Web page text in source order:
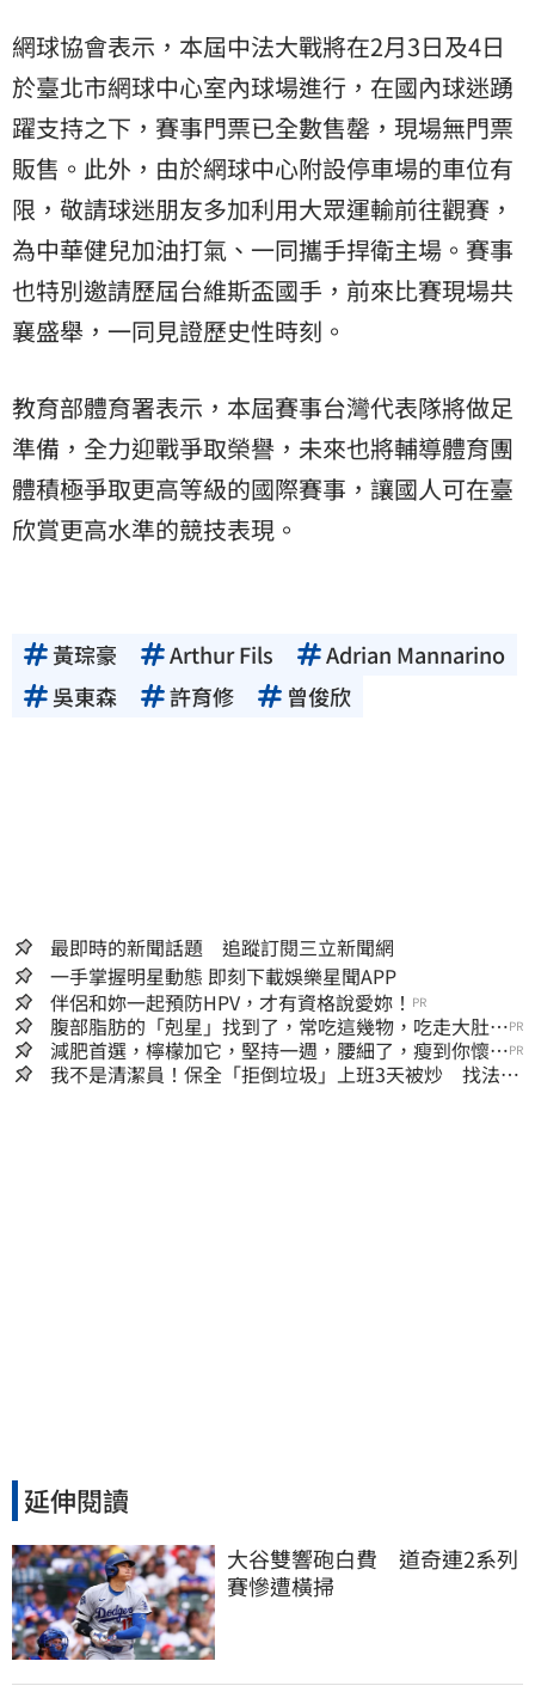
網球協會表示，本屆中法大戰將在2月3日及4日
於臺北市網球中心室內球場進行，在國內球迷踴
躍支持之下，賽事門票已全數售罄，現場無門票
販售。此外，由於網球中心附設停車場的車位有
限，敬請球迷朋友多加利用大眾運輸前往觀賽，
為中華健兒加油打氣、一同攜手捍衛主場。賽事
也特別邀請歷屆台維斯盃國手，前來比賽現場共
襄盛舉，一同見證歷史性時刻。
教育部體育署表示，本屆賽事台灣代表隊將做足
準備，全力迎戰爭取榮譽，未來也將輔導體育團
體積極爭取更高等級的國際賽事，讓國人可在臺
欣賞更高水準的競技表現。
黃琮豪 Arthur Fils
Adrian Mannarino
吳東森
許育修 曾俊欣
最即時的新聞話題 追蹤訂閱三立新聞網
一手掌握明星動態 即刻下載娛樂星聞APP
伴侶和妳一起預防HPV，才有資格說愛妳！ PR
腹部脂肪的「剋星」找到了，常吃這幾物，吃走大肚
囊，瘦出小蠻腰
PR
減肥首選，檸檬加它，堅持一週，腰細了，瘦到你懷疑
人生
PR
我不是清潔員！保全「拒倒垃圾」上班3天被炒 找法院
延伸閱讀
大谷雙響砲白費　道奇連2系列
賽慘遭橫掃